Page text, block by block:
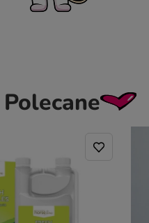
Polecane